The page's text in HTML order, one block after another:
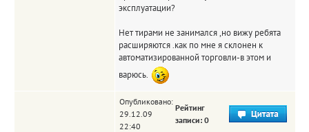
эксплуатации?
Нет тирами не занимался ,но вижу ребята
расширяются .как по мне я склонен к
автоматизированной торговли-в этом и
варюсь.
Опубликовано:
29.12.09
22:40
Рейтинг
записи: 0